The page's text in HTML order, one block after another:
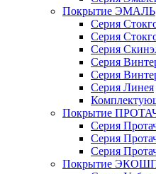
Покрытие ЭМАЛЬ
Серия
Серия
Серия
Серия
Серия
Серия Линея
Покрытие
Серия
Серия
Серия
Покрытие